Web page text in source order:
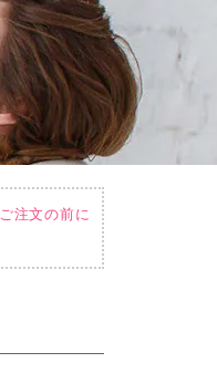
注文の前に